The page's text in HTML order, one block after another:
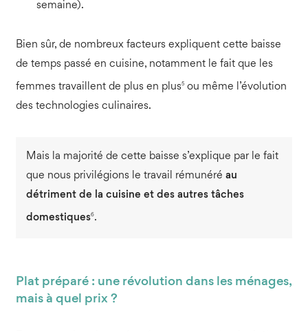
semaine).
Bien sûr, de nombreux facteurs expliquent cette baisse
de temps passé en cuisine, notamment le fait que les
femmes travaillent de plus en plus5ou même l’évolution
des technologies culinaires.
Mais la majorité de cette baisse s’explique par le fait
que nous privilégions le travail rémunéré au
détriment de la cuisine et des autres tâches
domestiques6.
Plat préparé : une révolution dans les ménages,
mais à quel prix ?